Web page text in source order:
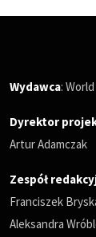
Wydawca:
Dyrektor
Artur Adamczak
Zespół
Franciszek
Aleksandra